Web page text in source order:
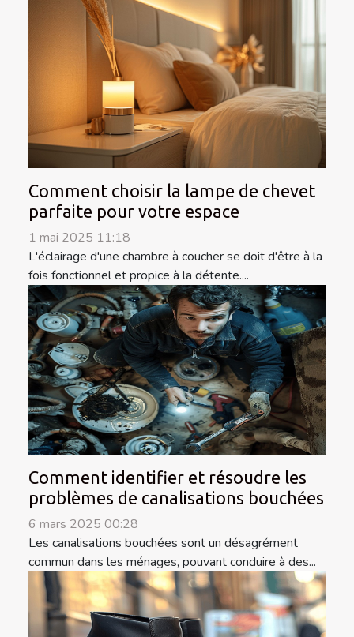
Comment choisir la lampe de chevet
parfaite pour votre espace
1 mai 2025 11:18
L'éclairage d'une chambre à coucher se doit d'être à la
fois fonctionnel et propice à la détente....
Comment identifier et résoudre les
problèmes de canalisations bouchées
6 mars 2025 00:28
Les canalisations bouchées sont un désagrément
commun dans les ménages, pouvant conduire à des...